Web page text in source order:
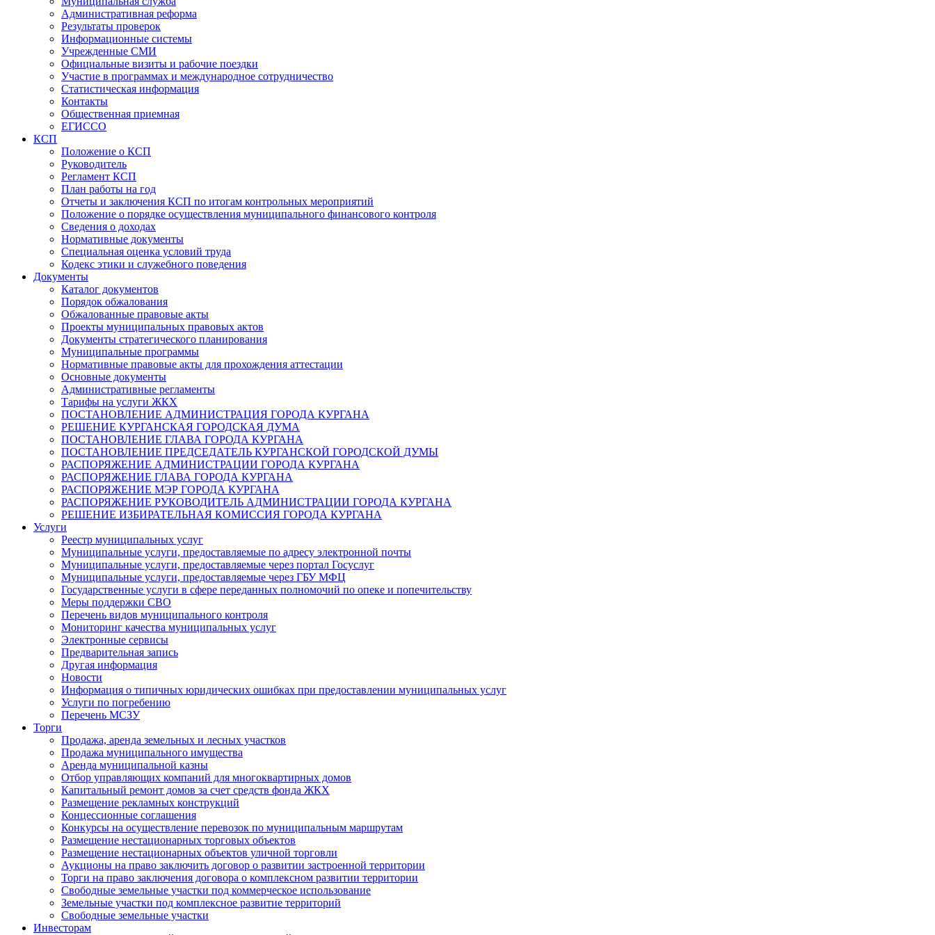
Административная реформа
Результаты проверок
Информационные системы
Учрежденные СМИ
Официальные визиты и рабочие поездки
Участие в программах и международное сотрудничество
Статистическая информация
Контакты
Общественная приемная
ЕГИССО
КСП
Положение о КСП
Руководитель
Регламент КСП
План работы на год
Отчеты и заключения КСП по итогам контрольных мероприятий
Положение о порядке осуществления муниципального финансового контроля
Сведения о доходах
Нормативные документы
Специальная оценка условий труда
Кодекс этики и служебного поведения
Документы
Каталог документов
Порядок обжалования
Обжалованные правовые акты
Проекты муниципальных правовых актов
Документы стратегического планирования
Муниципальные программы
Нормативные правовые акты для прохождения аттестации
Основные документы
Административные регламенты
Тарифы на услуги ЖКХ
ПОСТАНОВЛЕНИЕ АДМИНИСТРАЦИЯ ГОРОДА КУРГАНА
РЕШЕНИЕ КУРГАНСКАЯ ГОРОДСКАЯ ДУМА
ПОСТАНОВЛЕНИЕ ГЛАВА ГОРОДА КУРГАНА
ПОСТАНОВЛЕНИЕ ПРЕДСЕДАТЕЛЬ КУРГАНСКОЙ ГОРОДСКОЙ ДУМЫ
РАСПОРЯЖЕНИЕ АДМИНИСТРАЦИИ ГОРОДА КУРГАНА
РАСПОРЯЖЕНИЕ ГЛАВА ГОРОДА КУРГАНА
РАСПОРЯЖЕНИЕ МЭР ГОРОДА КУРГАНА
РАСПОРЯЖЕНИЕ РУКОВОДИТЕЛЬ АДМИНИСТРАЦИИ ГОРОДА КУРГАНА
РЕШЕНИЕ ИЗБИРАТЕЛЬНАЯ КОМИССИЯ ГОРОДА КУРГАНА
Услуги
Реестр муниципальных услуг
Муниципальные услуги, предоставляемые по адресу электронной почты
Муниципальные услуги, предоставляемые через портал Госуслуг
Муниципальные услуги, предоставляемые через ГБУ МФЦ
Государственные услуги в сфере переданных полномочий по опеке и попечительству
Меры поддержки СВО
Перечень видов муниципального контроля
Мониторинг качества муниципальных услуг
Электронные сервисы
Предварительная запись
Другая информация
Новости
Информация о типичных юридических ошибках при предоставлении муниципальных услуг
Услуги по погребению
Перечень МСЗУ
Торги
Продажа, аренда земельных и лесных участков
Продажа муниципального имущества
Аренда муниципальной казны
Отбор управляющих компаний для многоквартирных домов
Капитальный ремонт домов за счет средств фонда ЖКХ
Размещение рекламных конструкций
Концессионные соглашения
Конкурсы на осуществление перевозок по муниципальным маршрутам
Размещение нестационарных торговых объектов
Размещение нестационарных объектов уличной торговли
Аукционы на право заключить договор о развитии застроенной территории
Торги на право заключения договора о комплексном развитии территории
Свободные земельные участки под коммерческое использование
Земельные участки под комплексное развитие территорий
Свободные земельные участки
Инвесторам